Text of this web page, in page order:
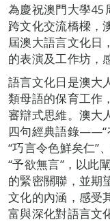
為慶祝澳門大學45
跨文化交流橋樑，
屆澳大語言文化日
的表演及工作坊，
語言文化日是澳大
類母語的保育工作
審辯式思維。澳大
四句經典語錄——“
“巧言令色鮮矣仁”
“予欲無言”，以此
的緊密關聯，並期
文化的內涵，感受
富與深化對語言文